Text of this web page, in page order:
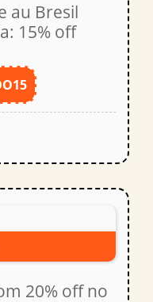
au Bresil
15% off
20% off no